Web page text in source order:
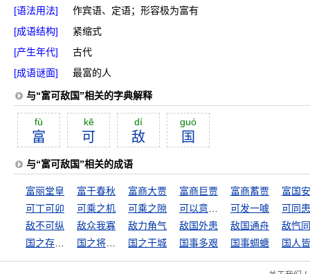
[语法用法]
作宾语、定语；形容极为富有
[成语结构]
紧缩式
[产生年代]
古代
[成语谜面]
最富的人
与“富可敌国”相关的字典解释
fù
富
kĕ
可
dí
敌
guó
国
与“富可敌国”相关的成语
富丽堂皇 富于春秋 富商大贾 富商巨贾 富商蓄贾
富国
可丁可卯
可乘之机 可乘之隙
可发一噱
敌不可纵
敌众我寡 敌力角气 敌国外患 敌国通舟
敌忾
国之干城 国事多艰 国事蜩螗